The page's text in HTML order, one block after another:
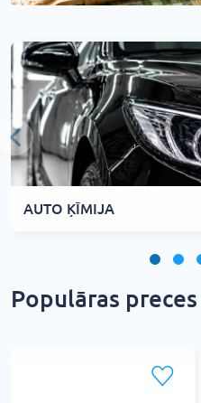
AUTO ĶĪMIJA
Populāras preces